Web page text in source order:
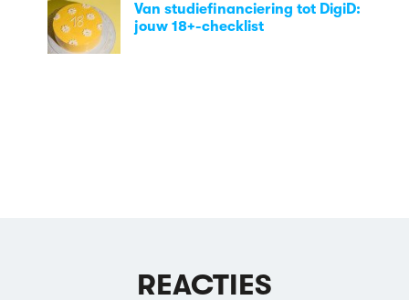
Van studiefinanciering tot DigiD:
jouw 18+-checklist
REACTIES